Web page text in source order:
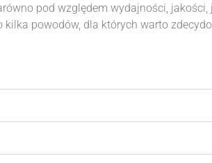
pod względem wydajności,
powodów, dla których warto